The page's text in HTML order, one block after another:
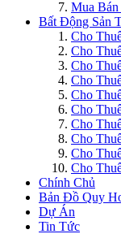
Mua
Bất Động Sản
Cho
Cho
Cho
Cho
Cho
Cho
Cho
Cho
Cho
Cho
Chính Chủ
Bản Đồ Quy
Dự Án
Tin Tức